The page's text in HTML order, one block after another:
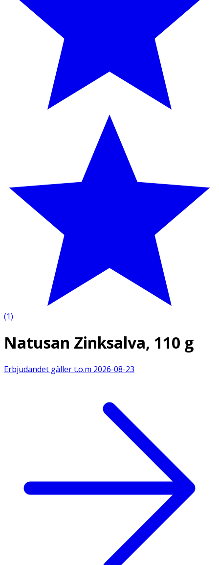
(1)
Natusan Zinksalva, 110 g
Erbjudandet gäller t.o.m 2026-08-23